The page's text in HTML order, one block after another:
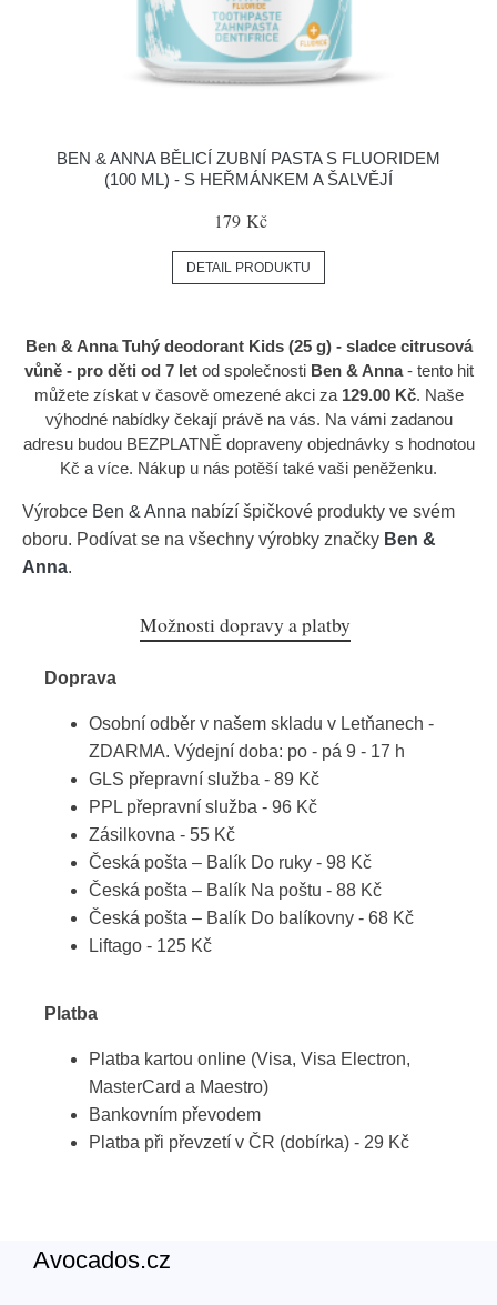
BEN & ANNA BĚLICÍ ZUBNÍ PASTA S FLUORIDEM
(100 ML) - S HEŘMÁNKEM A ŠALVĚJÍ
179 Kč
DETAIL PRODUKTU
Ben & Anna Tuhý deodorant Kids (25 g) - sladce citrusová
vůně - pro děti od 7 letod společnosti Ben & Anna- tento hit
můžete získat v časově omezené akci za 129.00 Kč. Naše
výhodné nabídky čekají právě na vás. Na vámi zadanou
adresu budou BEZPLATNĚ dopraveny objednávky s hodnotou
Kč a více. Nákup u nás potěší také vaši peněženku.
Výrobce Ben & Anna nabízí špičkové produkty ve svém
oboru. Podívat se na všechny výrobky značky Ben &
Anna.
Možnosti dopravy a platby
Doprava
Osobní odběr v našem skladu v Letňanech -
ZDARMA. Výdejní doba: po - pá 9 - 17 h
GLS přepravní služba - 89 Kč
PPL přepravní služba - 96 Kč
Zásilkovna - 55 Kč
Česká pošta – Balík Do ruky - 98 Kč
Česká pošta – Balík Na poštu - 88 Kč
Česká pošta – Balík Do balíkovny - 68 Kč
Liftago - 125 Kč
Platba
Platba kartou online (Visa, Visa Electron,
MasterCard a Maestro)
Bankovním převodem
Platba při převzetí v ČR (dobírka) - 29 Kč
Avocados.cz